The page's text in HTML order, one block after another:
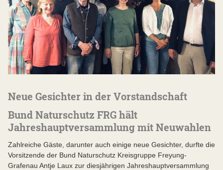
Neue Gesichter in der Vorstandschaft
Bund Naturschutz FRG hält
Jahreshauptversammlung mit Neuwahlen
Zahlreiche Gäste, darunter auch einige neue Gesichter, durfte die
Vorsitzende der Bund Naturschutz Kreisgruppe Freyung-
Grafenau Antje Laux zur diesjährigen Jahreshauptversammlung